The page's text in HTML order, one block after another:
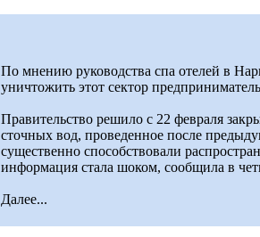
По мнению руководства спа отелей в
уничтожить этот сектор
Правительство решило с 22 февраля
сточных вод, проведенное после
существенно способствовали
информация стала шоком, сообщила в
Далее...